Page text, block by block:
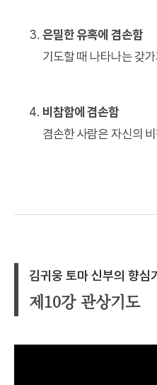
은밀한 유혹에 겸손함
기도할 때 나타나는 갖
비참함에 겸손함
겸손한 사람은 자신의
김귀웅 토마 신부의 향심
제10강 관상기도